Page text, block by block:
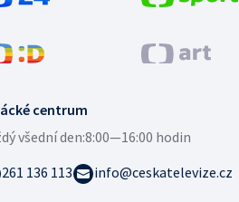
centrum
všední den:8:00—16:00 hodin
261 136 113
info@ceskatelevize.cz